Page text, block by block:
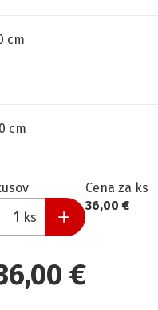
cm
cm
ks
Cena za ks
36,00 €
€